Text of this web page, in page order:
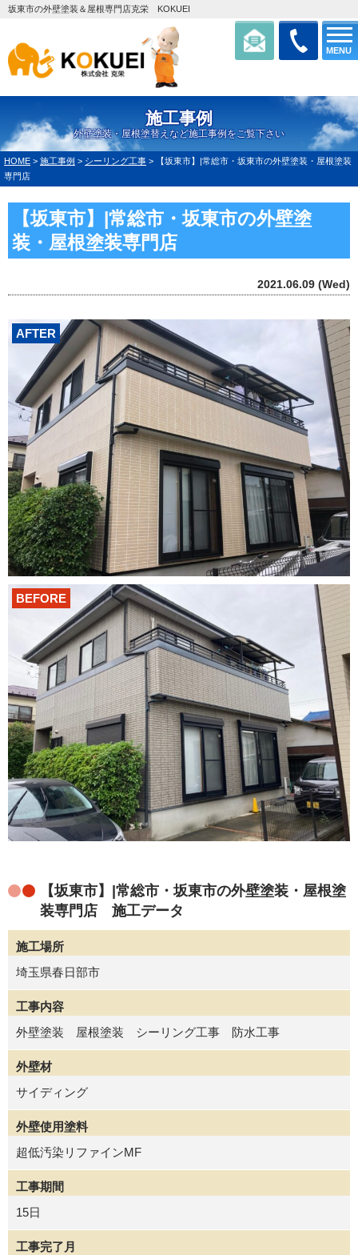
MENU
坂東市の外壁塗装＆屋根専門店克栄 KOKUEI
施工事例
外壁塗装・屋根塗替えなど施工事例をご覧下さい
HOME > 施工事例 > シーリング工事 >
【坂東市】|常総市・坂東市の外壁塗装・屋根塗装
専門店
【坂東市】|常総市・坂東市の外壁塗
装・屋根塗装専門店
2021.06.09 (Wed)
AFTER
BEFORE
【坂東市】|常総市・坂東市の外壁塗装・屋根塗
装専門店 施工データ
施工場所
埼玉県春日部市
工事内容
外壁塗装 屋根塗装 シーリング工事 防水工事
外壁材
サイディング
外壁使用塗料
超低汚染リファインMF
工事期間
15日
工事完了月